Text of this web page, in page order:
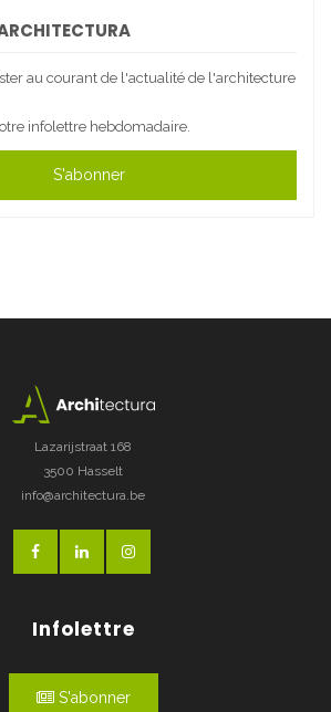
au courant de l'actualité de l'architecture
infolettre hebdomadaire.
S'abonner
Lazarijstraat 168
3500 Hasselt
info@architectura.be
Infolettre
S'abonner